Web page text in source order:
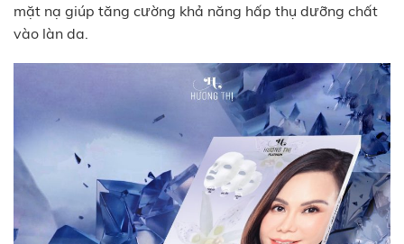
mặt nạ giúp tăng cường khả năng hấp thụ dưỡng chất
vào làn da.